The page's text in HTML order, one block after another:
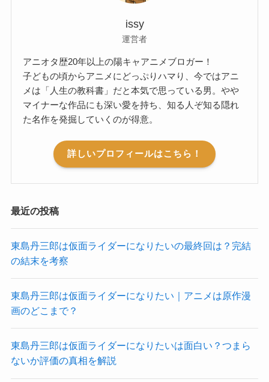
issy
運営者
アニオタ歴20年以上の陽キャアニメブロガー！
子どもの頃からアニメにどっぷりハマり、今ではアニ
メは「人生の教科書」だと本気で思っている男。やや
マイナーな作品にも深い愛を持ち、知る人ぞ知る隠れ
た名作を発掘していくのが得意。
詳しいプロフィールはこちら！
最近の投稿
東島丹三郎は仮面ライダーになりたいの最終回は？完結
の結末を考察
東島丹三郎は仮面ライダーになりたい｜アニメは原作漫
画のどこまで？
東島丹三郎は仮面ライダーになりたいは面白い？つまら
ないか評価の真相を解説